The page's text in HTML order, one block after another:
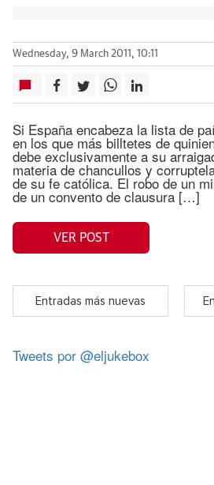
Wednesday, 9 March 2011, 10:11
Si España encabeza la lista de
en los que más billtetes de
debe exclusivamente a su
materia de chancullos y
de su fe católica. El robo de un
de un convento de clausura […]
VER POST
Entradas más nuevas
Tweets por @eljukebox